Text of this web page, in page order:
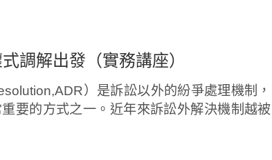
調解出發（實務講座）
）是訴訟以外的紛爭處理機制，
要的方式之一。近年來訴訟外解決機制越被